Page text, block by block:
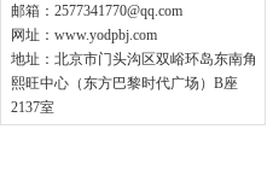
邮箱： 2577341770@qq.com
网址： www.yodpbj.com
地址：北京市门头沟区双峪环岛东南角
熙旺中心（东方巴黎时代广场）B座
2137室